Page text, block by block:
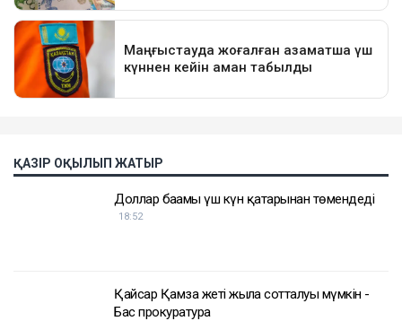
ҚАЗІР ОҚЫЛЫП ЖАТЫР
Доллар бағамы үш күн қатарынан төмендеді
18:52
Қайсар Қамза жеті жылға сотталуы мүмкін -
Бас прокуратура